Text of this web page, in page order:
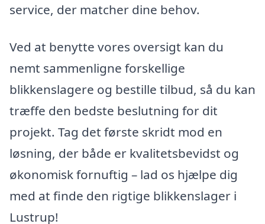
service, der matcher dine behov.
Ved at benytte vores oversigt kan du
nemt sammenligne forskellige
blikkenslagere og bestille tilbud, så du kan
træffe den bedste beslutning for dit
projekt. Tag det første skridt mod en
løsning, der både er kvalitetsbevidst og
økonomisk fornuftig – lad os hjælpe dig
med at finde den rigtige blikkenslager i
Lustrup!